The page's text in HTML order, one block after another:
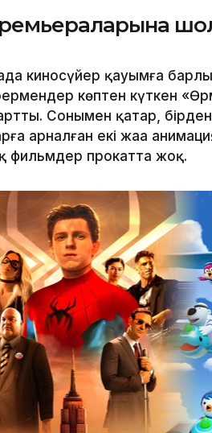
киносүйер қауымға
көптен күткен
Сонымен қатар,
арналған екі жаңа
фильмдер прокатта жоқ.